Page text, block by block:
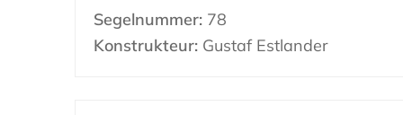
Segelnummer: 78
Konstrukteur: Gustaf Estlander